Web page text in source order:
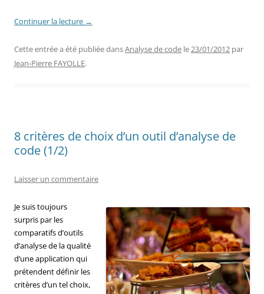
Continuer la lecture →
Cette entrée a été publiée dansAnalyse de code le23/01/2012 par
Jean-Pierre FAYOLLE.
8 critères de choix d’un outil d’analyse de
code (1/2)
Laisser un commentaire
Je suis toujours
surpris par les
comparatifs d’outils
d’analyse de la qualité
d’une application qui
prétendent définir les
critères d’un tel choix,